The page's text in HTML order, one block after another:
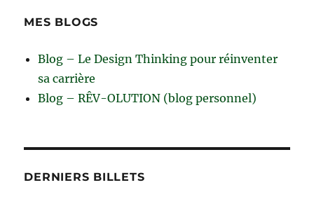
MES BLOGS
Blog – Le Design Thinking pour réinventer
sa carrière
Blog – RÊV-OLUTION (blog personnel)
DERNIERS BILLETS